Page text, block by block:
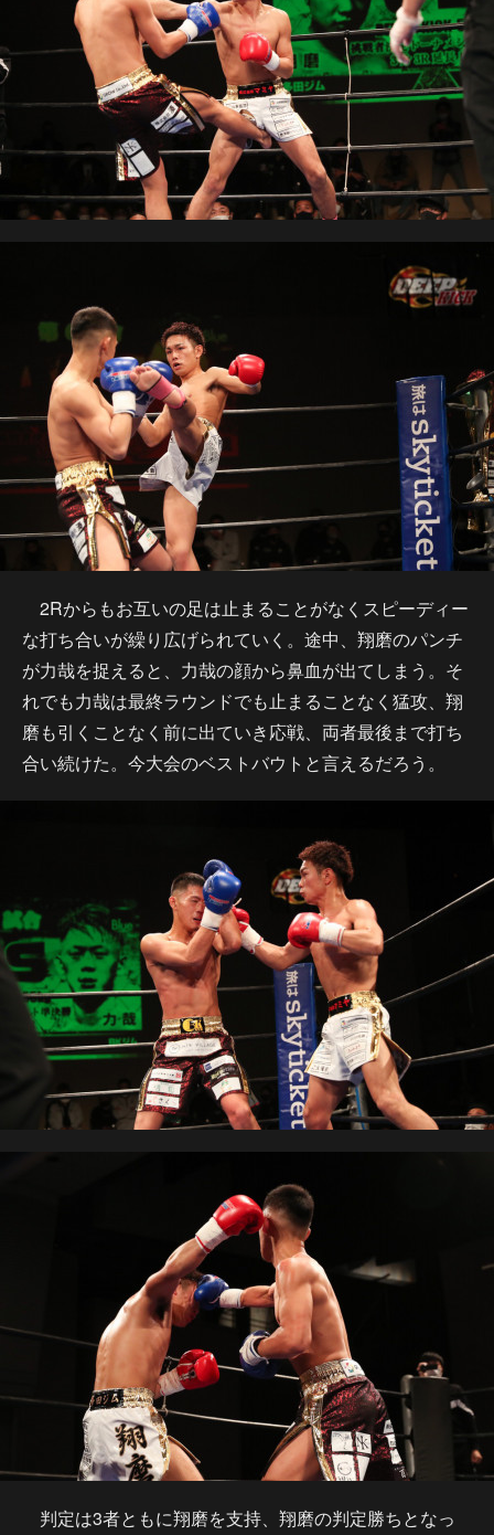
2Rからもお互いの足は止まることがなくスピーディー
な打ち合いが繰り広げられていく。途中、翔磨のパンチ
が力哉を捉えると、力哉の顔から鼻血が出てしまう。そ
れでも力哉は最終ラウンドでも止まることなく猛攻、翔
磨も引くことなく前に出ていき応戦、両者最後まで打ち
合い続けた。今大会のベストバウトと言えるだろう。
判定は3者ともに翔磨を支持、翔磨の判定勝ちとなっ